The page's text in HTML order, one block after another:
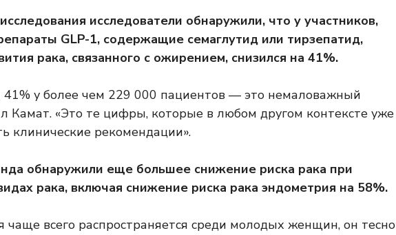
исследователи обнаружили, что у участников,
GLP-1, содержащие семаглутид или тирзепатид,
рака, связанного с ожирением, снизился на 41%.
у более чем 229 000 пациентов — это немаловажный
Камат. «Это те цифры, которые в любом другом контексте уже
клинические рекомендации».
обнаружили еще большее снижение риска рака при
рака, включая снижение риска рака эндометрия на 58%.
чаще всего распространяется среди молодых женщин, он тесно